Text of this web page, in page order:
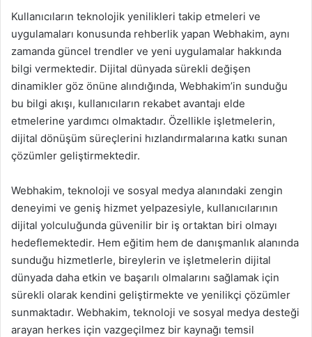
Kullanıcıların teknolojik yenilikleri takip etmeleri ve
uygulamaları konusunda rehberlik yapan Webhakim, aynı
zamanda güncel trendler ve yeni uygulamalar hakkında
bilgi vermektedir. Dijital dünyada sürekli değişen
dinamikler göz önüne alındığında, Webhakim’in sunduğu
bu bilgi akışı, kullanıcıların rekabet avantajı elde
etmelerine yardımcı olmaktadır. Özellikle işletmelerin,
dijital dönüşüm süreçlerini hızlandırmalarına katkı sunan
çözümler geliştirmektedir.
Webhakim, teknoloji ve sosyal medya alanındaki zengin
deneyimi ve geniş hizmet yelpazesiyle, kullanıcılarının
dijital yolculuğunda güvenilir bir iş ortaktan biri olmayı
hedeflemektedir. Hem eğitim hem de danışmanlık alanında
sunduğu hizmetlerle, bireylerin ve işletmelerin dijital
dünyada daha etkin ve başarılı olmalarını sağlamak için
sürekli olarak kendini geliştirmekte ve yenilikçi çözümler
sunmaktadır. Webhakim, teknoloji ve sosyal medya desteği
arayan herkes için vazgeçilmez bir kaynağı temsil